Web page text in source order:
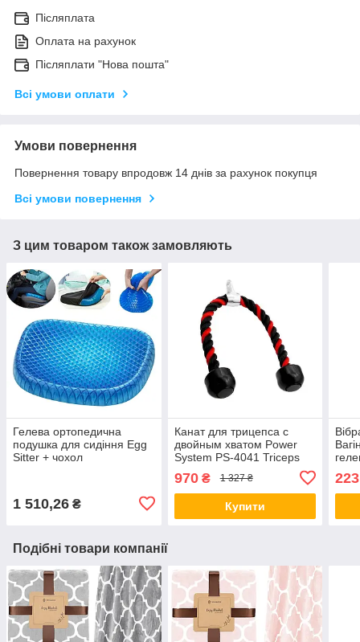
Післяплата
Оплата на рахунок
Післяплати "Нова пошта"
Всі умови оплати
Умови повернення
Повернення товару впродовж 14 днів за рахунок покупця
Всі умови повернення
З цим товаром також замовляють
Гелева ортопедична
подушка для сидіння Egg
Sitter + чохол
1 510,26 ₴
Канат для трицепса с
двойным хватом Power
System PS-4041 Triceps
970₴ 1 327 ₴
Купити
Подібні товари компанії